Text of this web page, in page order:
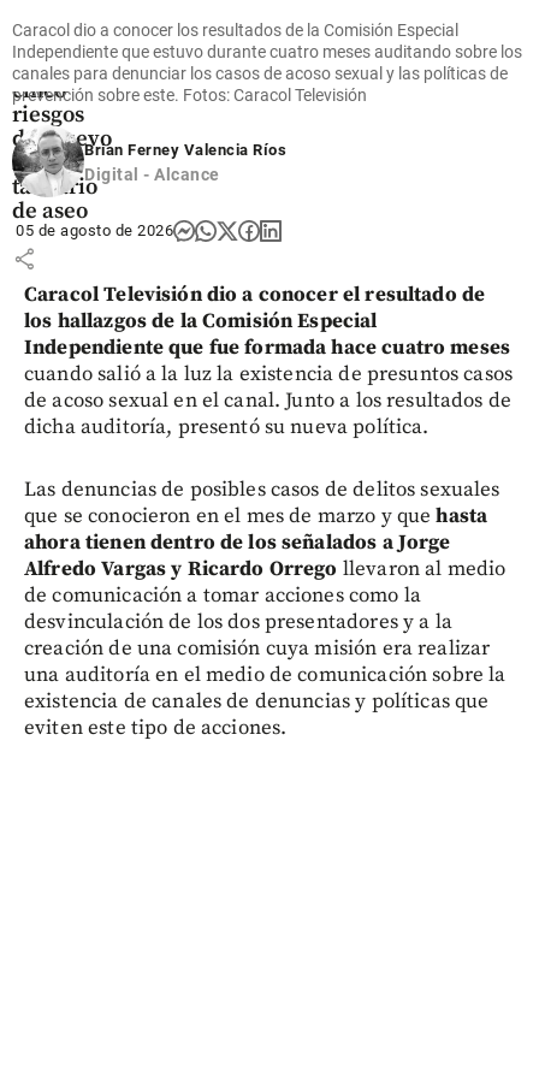
servicios
públicos
alertan de
cinco
riesgos
del nuevo
marco
tarifario
de aseo
share
Caracol dio a conocer los resultados de la Comisión Especial
Independiente que estuvo durante cuatro meses auditando sobre los
canales para denunciar los casos de acoso sexual y las políticas de
prevención sobre este. Fotos: Caracol Televisión
Brian Ferney Valencia Ríos
Digital - Alcance
05 de agosto de 2026
Caracol Televisión dio a conocer el resultado de
los hallazgos de la Comisión Especial
Independiente que fue formada hace cuatro meses
cuando salió a la luz la existencia de presuntos casos
de acoso sexual en el canal. Junto a los resultados de
dicha auditoría, presentó su nueva política.
Las denuncias de posibles casos de delitos sexuales
que se conocieron en el mes de marzo y quehasta
ahora tienen dentro de los señalados a Jorge
Alfredo Vargas y Ricardo Orrego llevaron al medio
de comunicación a tomar acciones como la
desvinculación de los dos presentadores y a la
creación de una comisión cuya misión era realizar
una auditoría en el medio de comunicación sobre la
existencia de canales de denuncias y políticas que
eviten este tipo de acciones.